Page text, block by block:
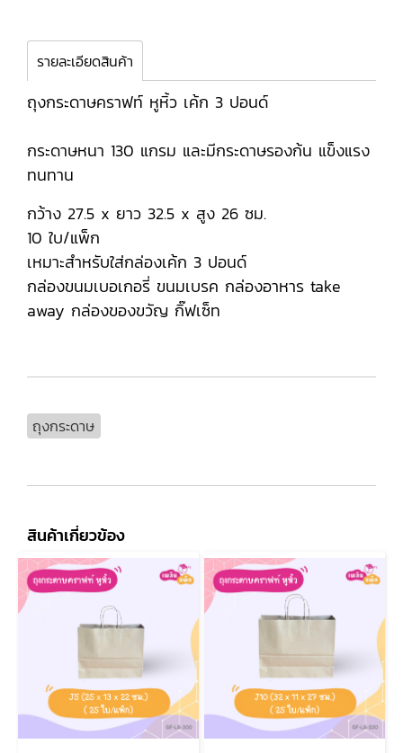
รายละเอียดสินค้า
ถุงกระดาษคราฟท์ หูหิ้ว เค้ก 3 ปอนด์
กระดาษหนา 130 แกรม และมีกระดาษรองก้น แข็งแรง
ทนทาน
กว้าง 27.5 x ยาว 32.5 x สูง 26 ซม.
10 ใบ/แพ็ก
เหมาะสำหรับใส่กล่องเค้ก 3 ปอนด์
กล่องขนมเบอเกอรี่ ขนมเบรค กล่องอาหาร take
away กล่องของขวัญ กิ๊ฟเซ็ท
ถุงกระดาษ
สินค้าเกี่ยวข้อง